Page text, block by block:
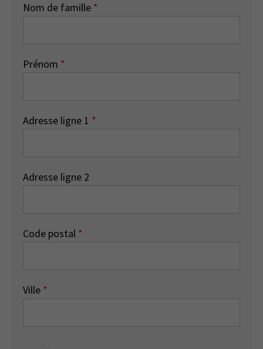
Nom de famille *
Prénom *
Adresse ligne 1 *
Adresse ligne 2
Code postal *
Ville *